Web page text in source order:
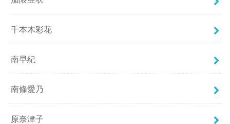
千本木彩花
南早紀
南條愛乃
原奈津子